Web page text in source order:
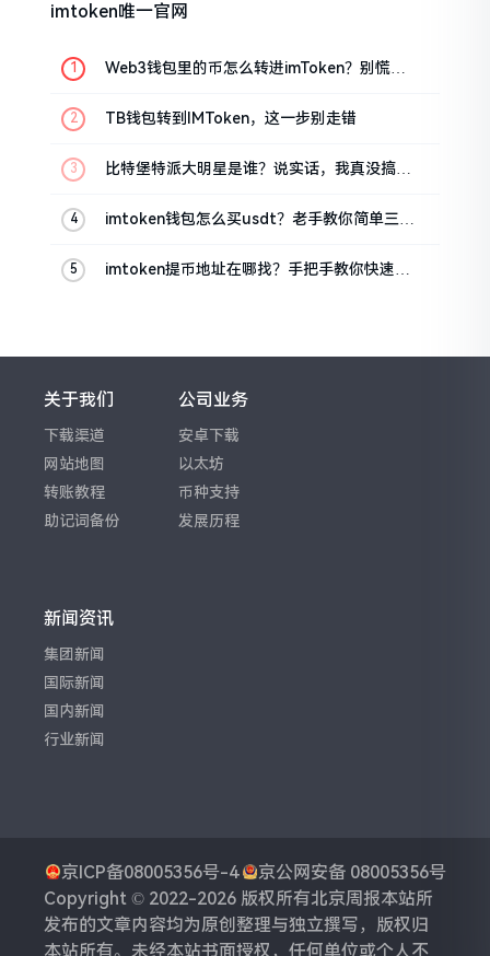
imtoken唯一官网
Web3钱包里的币怎么转进imToken？别慌，
TB钱包转到IMToken，这一步别走错
比特堡特派大明星是谁？说实话，我真没搞明
imtoken钱包怎么买usdt？老手教你简单三步
imtoken提币地址在哪找？手把手教你快速查
关于我们
下载渠道
网站地图
转账教程
助记词备份
公司业务
安卓下载
以太坊
币种支持
发展历程
新闻资讯
集团新闻
国际新闻
国内新闻
行业新闻
京ICP备08005356号-4
京公网安备 08005356号
Copyright © 2022-2026 版权所有北京周报本站所
发布的文章内容均为原创整理与独立撰写，版权归
本站所有。未经本站书面授权，任何单位或个人不